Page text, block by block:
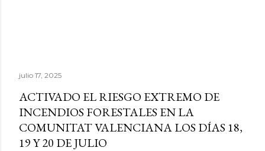
julio 17, 2025
ACTIVADO EL RIESGO EXTREMO DE
INCENDIOS FORESTALES EN LA
COMUNITAT VALENCIANA LOS DÍAS 18,
19 Y 20 DE JULIO